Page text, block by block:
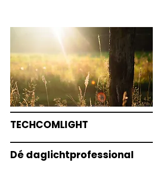
TECHCOMLIGHT
Dé daglichtprofessional